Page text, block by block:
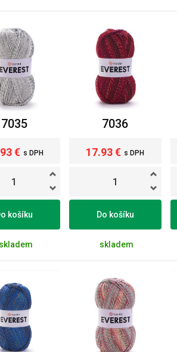
7035
€ s DPH
košíku
7036
17.93 € s DPH
Do košíku
skladem